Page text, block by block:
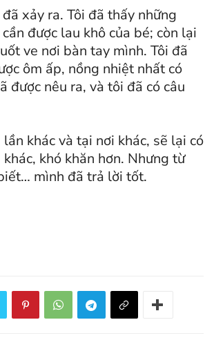
xảy ra. Tôi đã thấy những
được lau khô của bé; còn lại
ve nơi bàn tay mình. Tôi đã
ôm ấp, nồng nhiệt nhất có
được nêu ra, và tôi đã có câu
khác và tại nơi khác, sẽ lại có
khó khăn hơn. Nhưng từ
mình đã trả lời tốt.